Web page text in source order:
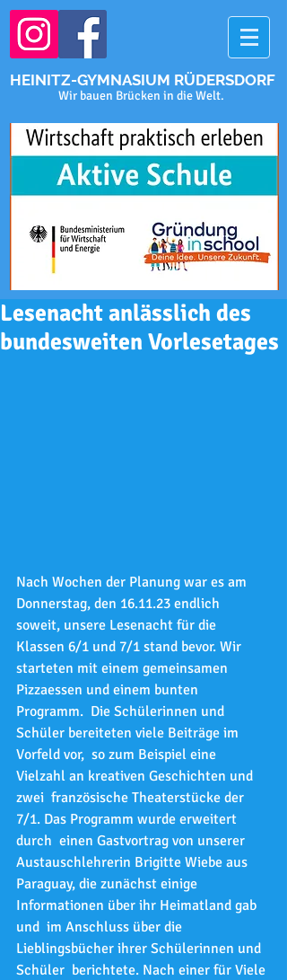
HEINITZ-GYMNASIUM RÜDERSDORF
Wir bauen Brücken in die Welt.
Lesenacht anlässlich des
bundesweiten Vorlesetages
Nach Wochen der Planung war es am
Donnerstag, den 16.11.23 endlich
soweit, unsere Lesenacht für die
Klassen 6/1 und 7/1 stand bevor. Wir
starteten mit einem gemeinsamen
Pizzaessen und einem bunten
Programm.  Die Schülerinnen und
Schüler bereiteten viele Beiträge im
Vorfeld vor,  so zum Beispiel eine
Vielzahl an kreativen Geschichten und
zwei  französische Theaterstücke der
7/1. Das Programm wurde erweitert
durch  einen Gastvortrag von unserer
Austauschlehrerin Brigitte Wiebe aus
Paraguay, die zunächst einige
Informationen über ihr Heimatland gab
und  im Anschluss über die
Lieblingsbücher ihrer Schülerinnen und
Schüler  berichtete. Nach einer für Viele